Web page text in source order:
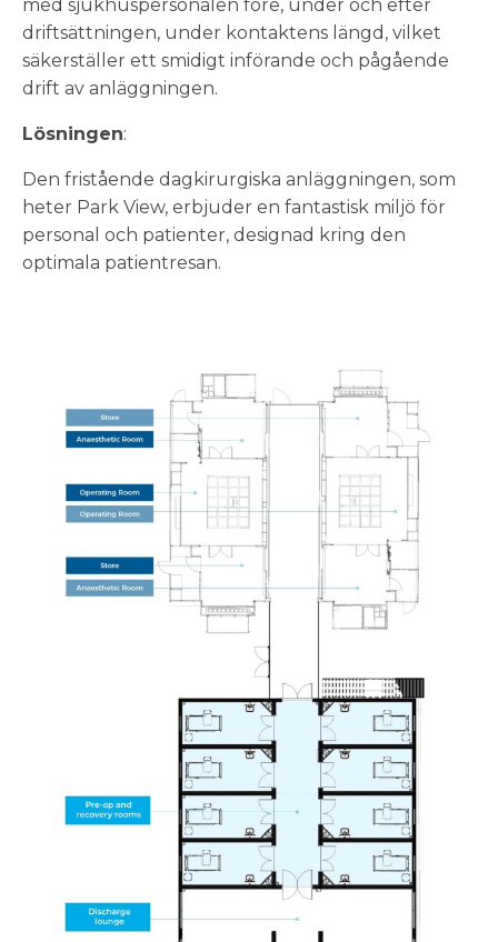
med sjukhuspersonalen före, under och efter
driftsättningen, under kontaktens längd, vilket
säkerställer ett smidigt införande och pågående
drift av anläggningen.
Lösningen:
Den fristående dagkirurgiska anläggningen, som
heter Park View, erbjuder en fantastisk miljö för
personal och patienter, designad kring den
optimala patientresan.